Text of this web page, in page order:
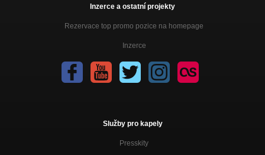
Inzerce a ostatní projekty
Rezervace top promo pozice na homepage
Inzerce
Služby pro kapely
Presskity